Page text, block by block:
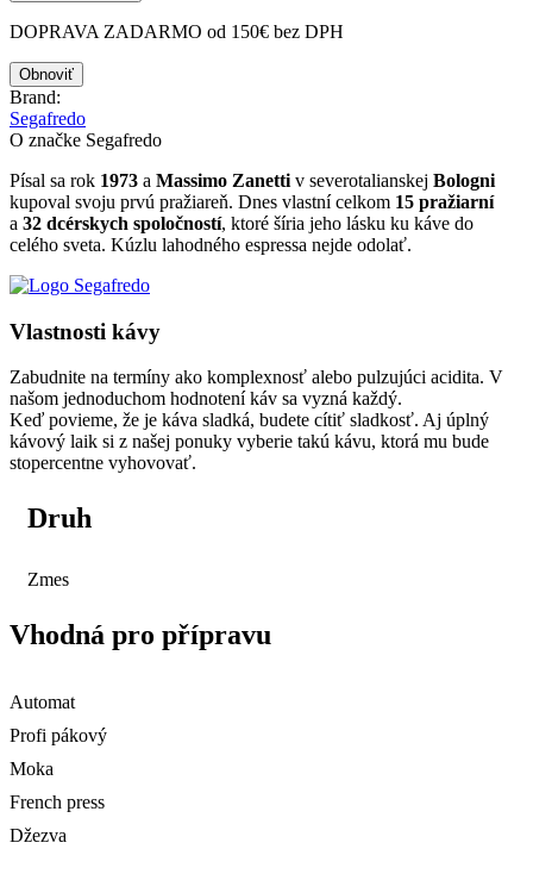
DOPRAVA ZADARMO od 150€ bez DPH
Brand:
Segafredo
O značke Segafredo
Písal sa rok 1973 a Massimo Zanetti v severotalianskej Bologni
kupoval svoju prvú pražiareň. Dnes vlastní celkom 15 pražiarní
a 32 dcérskych spoločností, ktoré šíria jeho lásku ku káve do
celého sveta. Kúzlu lahodného espressa nejde odolať.
Vlastnosti kávy
Zabudnite na termíny ako komplexnosť alebo pulzujúci acidita. V
našom jednoduchom hodnotení káv sa vyzná každý.
Keď povieme, že je káva sladká, budete cítiť sladkosť. Aj úplný
kávový laik si z našej ponuky vyberie takú kávu, ktorá mu bude
stopercentne vyhovovať.
Druh
Zmes
Vhodná pro přípravu
Automat
Profi pákový
Moka
French press
Džezva